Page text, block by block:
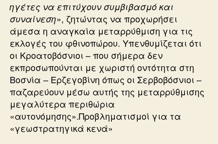
ηγέτες να επιτύχουν συμβιβασμό και
συναίνεση», ζητώντας να προχωρήσει
άμεσα η αναγκαία μεταρρύθμιση για τις
εκλογές του φθινοπώρου. Υπενθυμίζεται ότι
οι Κροατοβόσνιοι – που σήμερα δεν
εκπροσωπούνται με χωριστή οντότητα στη
Βοσνία – Ερζεγοβίνη όπως οι Σερβοβόσνιοι –
παζαρεύουν μέσω αυτής της μεταρρύθμισης
μεγαλύτερα περιθώρια
«αυτονόμησης».Προβληματισμοί για τα
«γεωστρατηγικά κενά»